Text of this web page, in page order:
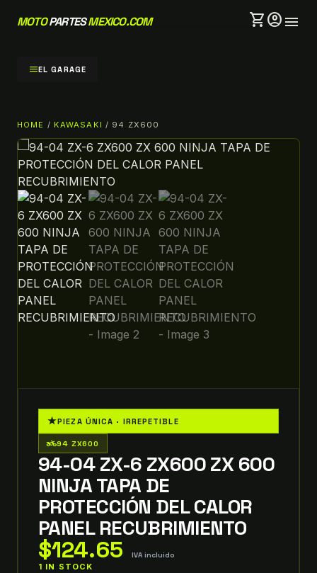
MOTOPARTESMEXICO.COM shopping_cartaccount_circlemenu
menuEL GARAGE
HOME / KAWASAKI / 94 ZX600
★PIEZA ÚNICA · IRREPETIBLE
two_wheeler94 ZX600
94-04 ZX-6 ZX600 ZX 600
NINJA TAPA DE
PROTECCIÓN DEL CALOR
PANEL RECUBRIMIENTO
$124.65 IVA incluido
1 IN STOCK